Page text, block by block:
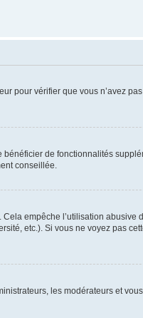
pour vérifier que vous n’avez
bénéficier de fonctionnalités
conseillée.
empêche l’utilisation abusive
etc.). Si vous ne voyez pas
les modérateurs et